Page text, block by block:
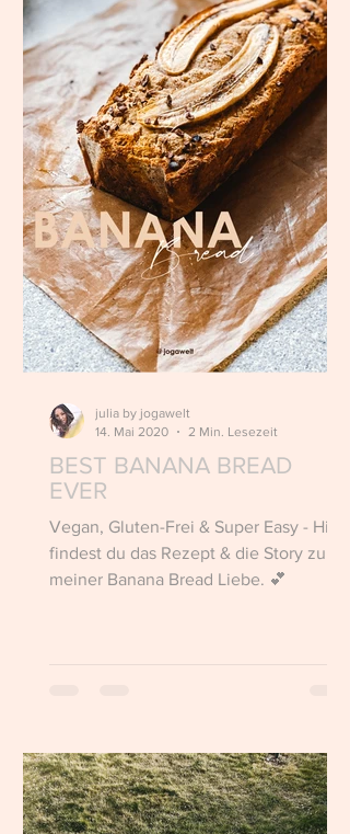
BEST BANANA BREAD
EVER
Vegan, Gluten-Frei & Super Easy - Hier
findest du das Rezept & die Story zu
meiner Banana Bread Liebe. 💕
julia by jogawelt
14. Mai 2020
2 Min. Lesezeit